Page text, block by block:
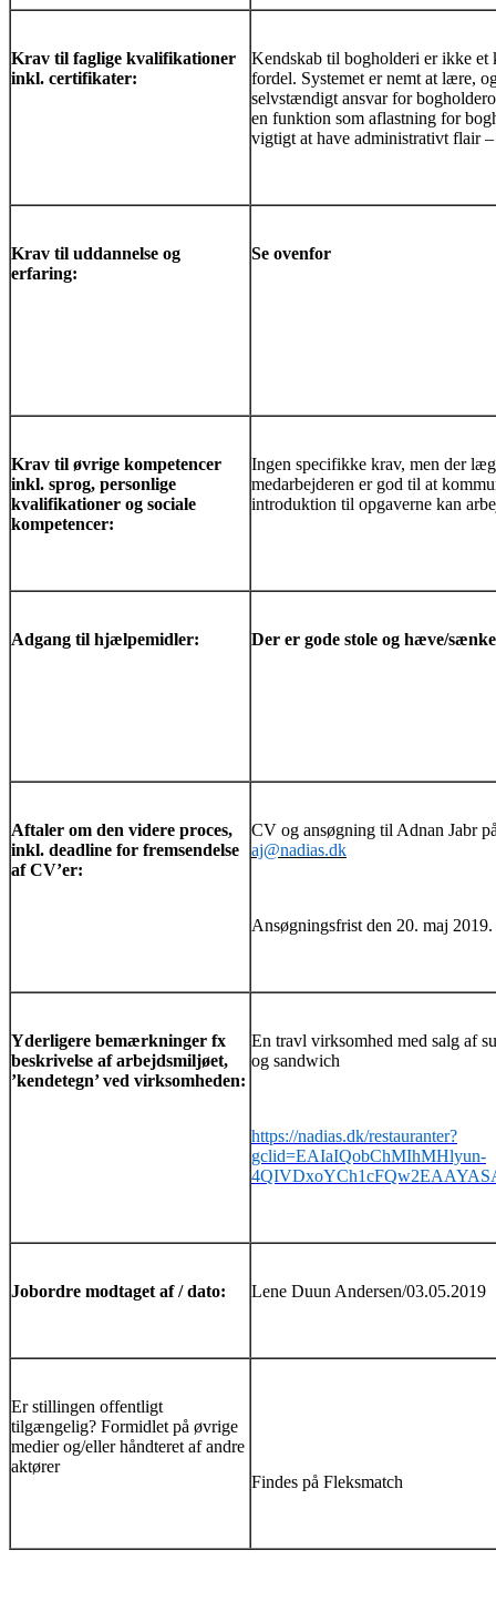
Krav til faglige kvalifikationer
inkl. certifikater:
Kendskab til bogholderi er ikke et
fordel. Systemet er nemt at lære,
selvstændigt ansvar for
en funktion som aflastning for
vigtigt at have administrativt flair
Krav til uddannelse og
erfaring:
Se ovenfor
Krav til øvrige kompetencer
inkl. sprog, personlige
kvalifikationer og sociale
kompetencer:
Ingen specifikke krav, men der
medarbejderen er god til at
introduktion til opgaverne kan
Adgang til hjælpemidler: Der er gode stole og hæve/
Aftaler om den videre proces,
inkl. deadline for fremsendelse
af CV’er:
CV og ansøgning til Adnan Jabr
aj@nadias.dk
Ansøgningsfrist den 20. maj 2019.
Yderligere bemærkninger fx
beskrivelse af arbejdsmiljøet,
’kendetegn’ ved virksomheden:
En travl virksomhed med salg af
og sandwich
https://nadias.dk/restauranter?
gclid=EAIaIQobChMIhMHlyun-
Jobordre modtaget af / dato: Lene Duun Andersen/03.05.2019
Er stillingen offentligt
tilgængelig? Formidlet på øvrige
medier og/eller håndteret af andre
aktører
Findes på Fleksmatch